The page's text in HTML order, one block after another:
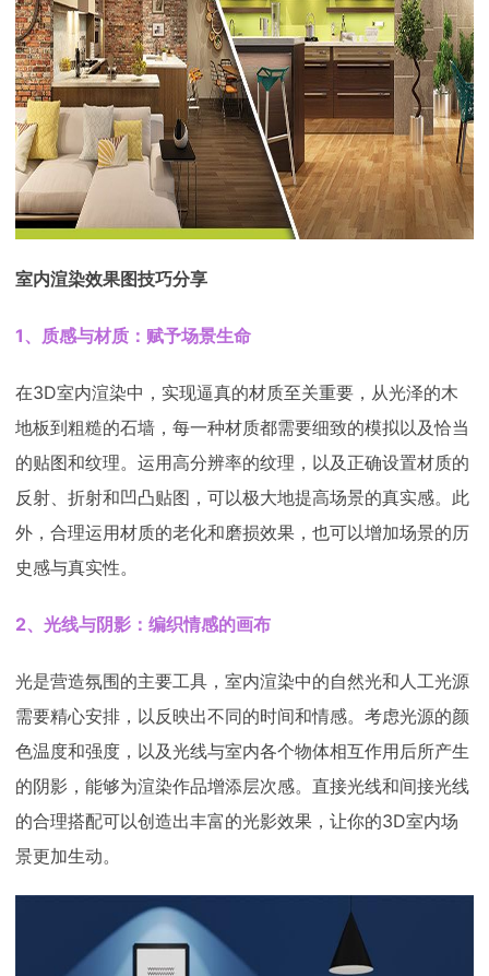
登录
室内渲染效果图技巧分享
1、质感与材质：赋予场景生命
在3D室内渲染中，实现逼真的材质至关重要，从光泽的木
地板到粗糙的石墙，每一种材质都需要细致的模拟以及恰当
的贴图和纹理。运用高分辨率的纹理，以及正确设置材质的
反射、折射和凹凸贴图，可以极大地提高场景的真实感。此
外，合理运用材质的老化和磨损效果，也可以增加场景的历
史感与真实性。
2、光线与阴影：编织情感的画布
光是营造氛围的主要工具，室内渲染中的自然光和人工光源
需要精心安排，以反映出不同的时间和情感。考虑光源的颜
色温度和强度，以及光线与室内各个物体相互作用后所产生
的阴影，能够为渲染作品增添层次感。直接光线和间接光线
的合理搭配可以创造出丰富的光影效果，让你的3D室内场
景更加生动。